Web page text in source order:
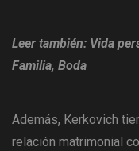
Leer también: Vida
Familia, Boda
Además, Kerkovich
relación matrimonial